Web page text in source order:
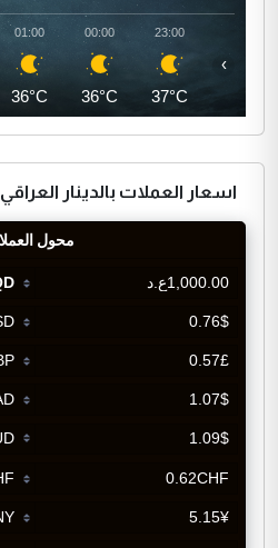
23:00
37°C
00:00
36°C
01:00
36°C
›
اسعار العملات بالدينار العراقي